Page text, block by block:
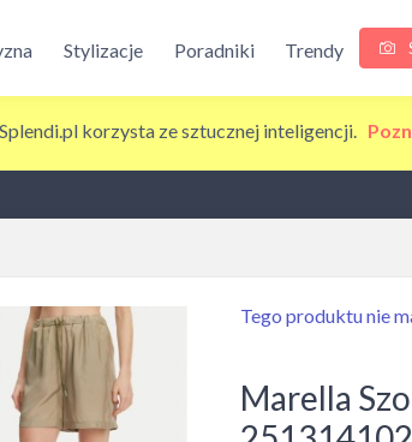
Stylizacje Poradniki Trendy
Splendi.pl korzysta ze sztucznej inteligencji.
Tego produktu nie
Marella